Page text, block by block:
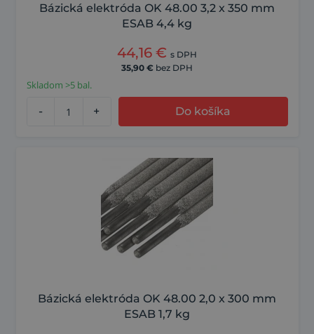
Bázická elektróda OK 48.00 3,2 x 350 mm
ESAB 4,4 kg
44,16 € s DPH
35,90 € bez DPH
Skladom >5 bal.
- + Do košíka
Bázická elektróda OK 48.00 2,0 x 300 mm
ESAB 1,7 kg